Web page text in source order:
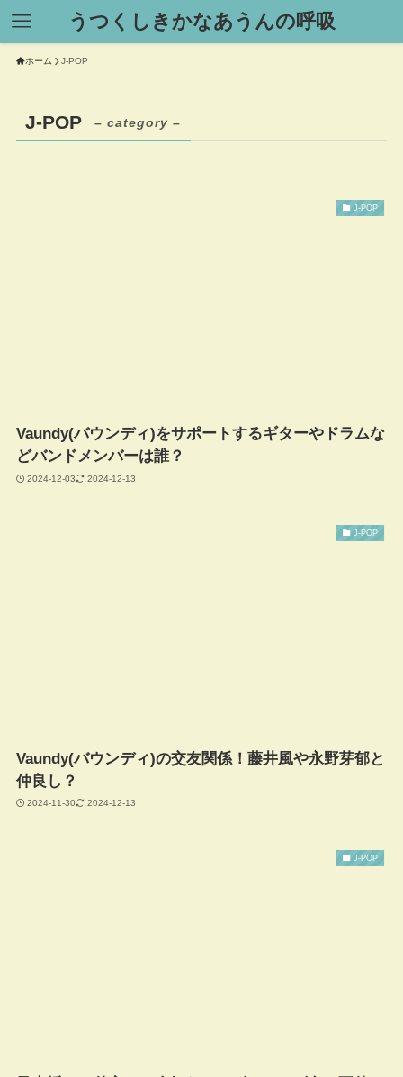
うつくしきかなあうんの呼吸
ホーム J-POP
J-POP – category –
J-POP
Vaundy(バウンディ)をサポートするギターやドラムな
どバンドメンバーは誰？
2024-12-03 2024-12-13
J-POP
Vaundy(バウンディ)の交友関係！藤井風や永野芽郁と
仲良し？
2024-11-30 2024-12-13
J-POP